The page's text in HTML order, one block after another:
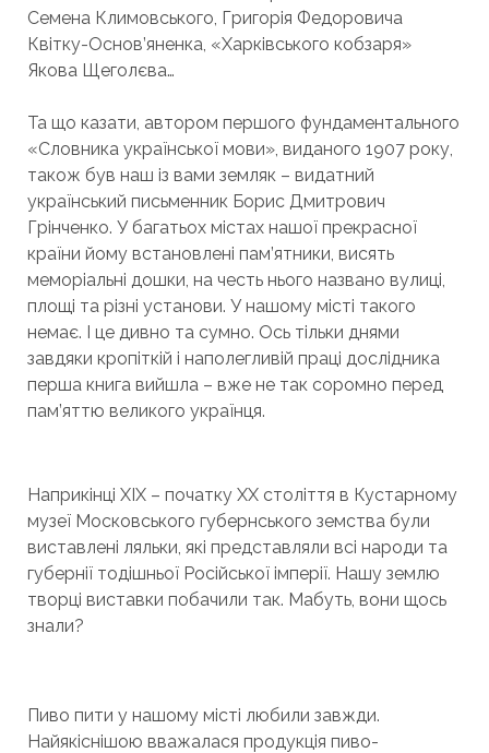
Семена Климовського, Григорія Федоровича
Квітку-Основ’яненка, «Харківського кобзаря»
Якова Щеголєва…
Та що казати, автором першого фундаментального
«Словника української мови», виданого 1907 року,
також був наш із вами земляк – видатний
український письменник Борис Дмитрович
Грінченко. У багатьох містах нашої прекрасної
країни йому встановлені пам’ятники, висять
меморіальні дошки, на честь нього названо вулиці,
площі та різні установи. У нашому місті такого
немає. І це дивно та сумно. Ось тільки днями
завдяки кропіткій і наполегливій праці дослідника
перша книга вийшла – вже не так соромно перед
пам’яттю великого українця.
Наприкінці XIX – початку XX століття в Кустарному
музеї Московського губернського земства були
виставлені ляльки, які представляли всі народи та
губернії тодішньої Російської імперії. Нашу землю
творці виставки побачили так. Мабуть, вони щось
знали?
Пиво пити у нашому місті любили завжди.
Найякіснішою вважалася продукція пиво-